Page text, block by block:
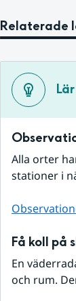
Relaterade
Alla orter
stationer i
Få koll på
En
och rum.